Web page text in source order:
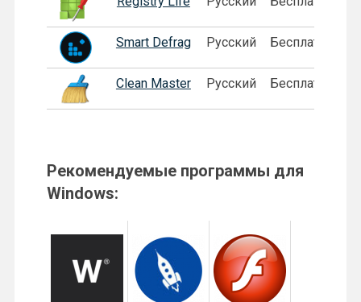
Smart Defrag Русский Бесплатная
Clean Master Русский Бесплатная
Рекомендуемые программы для
Windows: